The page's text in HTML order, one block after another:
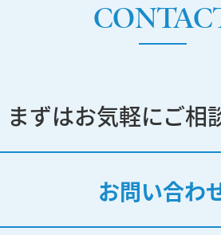
まずはお気軽にご相
お問い合わ